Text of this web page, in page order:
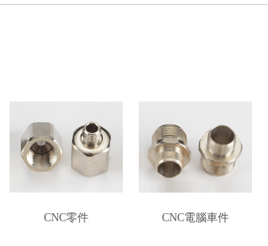
CNC零件 CNC電腦車件